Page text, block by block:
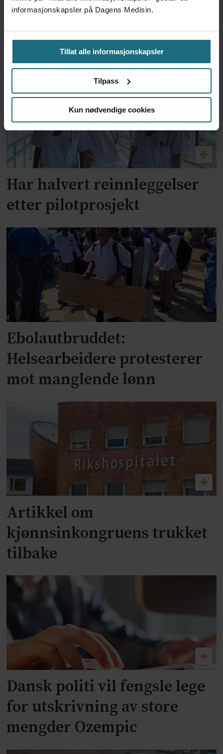
informasjonskapsler på Dagens Medisin.
Tillat alle informasjonskapsler
Tilpass
Kun nødvendige cookies
omdiskutert retningslinje –
nå må direktoratet se til
andre land
Har halvert reinnleggelser
etter pilotprosjekt
Ebolautbruddet:
Helsearbeidere protesterer
mot manglende lønn
Artikkel om
kjønnsinkongruens trukket
tilbake
Dansk politi vil fengsle lege
for utskrivning av store
mengder Ozempic